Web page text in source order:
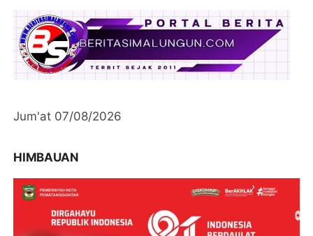
Jum'at 07/08/2026
HIMBAUAN